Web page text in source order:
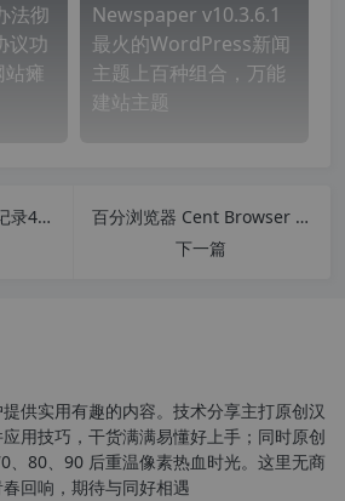
法彻
议功
站瘫
Newspaper v10.3.6.1
最火的WordPress新闻
主题上百种组合，万能
建站主题
WordPress实现自动记录404死链并提交百度站长平台（防重复）
百分浏览器 Cent Browser v5.0.1002.295 绿色直装增强版
下一篇
供实用有趣的内容。技术分享主打原创汉
用技巧，干货满满易懂好上手；同时原创
、80、90 后重温像素热血时光。这里无商
回响，期待与同好相遇